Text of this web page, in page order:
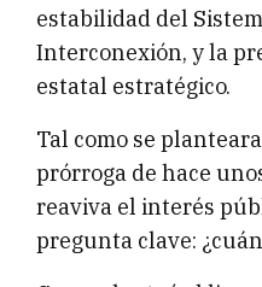
estabilidad del
Interconexión, y la
estatal estratégico.
Tal como se
prórroga de hace
reaviva el interés
pregunta clave: